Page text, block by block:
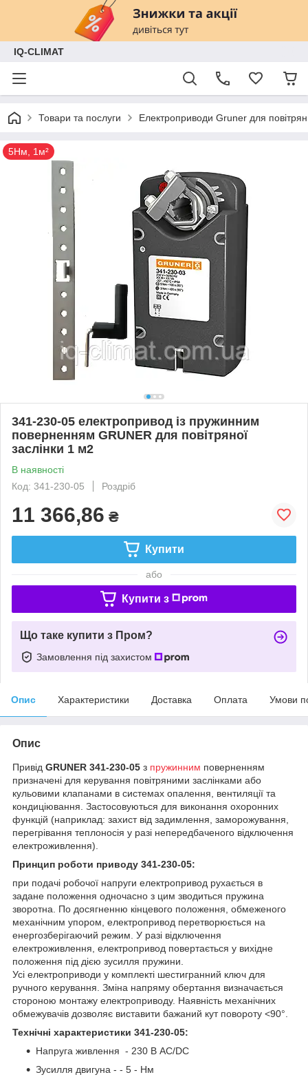
IQ-CLIMAT
Товари та послуги Електроприводи Gruner для
5Нм, 1м²
341-230-05 електропривод із пружинним
поверненням GRUNER для повітряної
заслінки 1 м2
В наявності
Код: 341-230-05
Роздріб
11 366,86 ₴
Купити
або
Купити з
Що таке купити з Пром?
Замовлення під захистом
Опис Характеристики Доставка Оплата Умови
Опис
Привід GRUNER 341-230-05 з пружинним поверненням
призначені для керування повітряними заслінками або
кульовими клапанами в системах опалення, вентиляції та
кондиціювання. Застосовуються для виконання охоронних
функцій (наприклад: захист від задимлення, заморожування,
перегрівання теплоносія у разі непередбаченого відключення
електроживлення).
Принцип роботи приводу 341-230-05:
при подачі робочої напруги електропривод рухається в
задане положення одночасно з цим зводиться пружина
зворотна. По досягненню кінцевого положення, обмеженого
механічним упором, електропривод перетворюється на
енергозберігаючий режим. У разі відключення
електроживлення, електропривод повертається у вихідне
положення під дією зусилля пружини.
Усі електроприводи у комплекті шестигранний ключ для
ручного керування. Зміна напряму обертання визначається
стороною монтажу електроприводу. Наявність механічних
обмежувачів дозволяє виставити бажаний кут повороту <90°.
Технічні характеристики 341-230-05:
Напруга живлення - 230 В AC/DC
Зусилля двигуна - - 5 - Нм